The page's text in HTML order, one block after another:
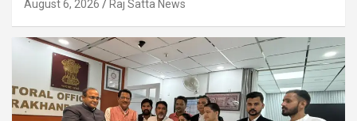
August 6, 2026 Raj Satta News